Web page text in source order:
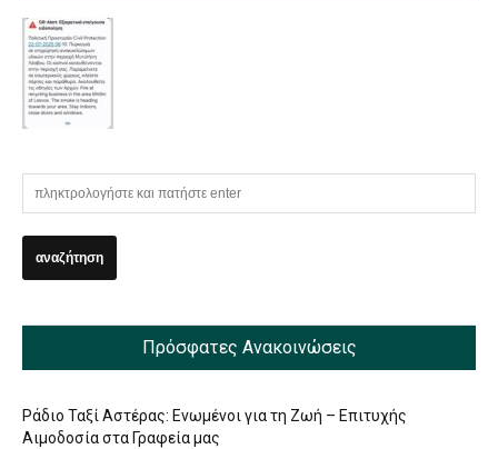
Πρόσφατες Ανακοινώσεις
Ράδιο Ταξί Αστέρας: Ενωμένοι για τη Ζωή – Επιτυχής
Αιμοδοσία στα Γραφεία μας